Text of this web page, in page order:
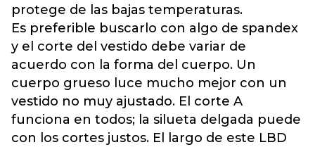
protege de las bajas temperaturas.
Es preferible buscarlo con algo de spandex
y el corte del vestido debe variar de
acuerdo con la forma del cuerpo. Un
cuerpo grueso luce mucho mejor con un
vestido no muy ajustado. El corte A
funciona en todos; la silueta delgada puede
con los cortes justos. El largo de este LBD